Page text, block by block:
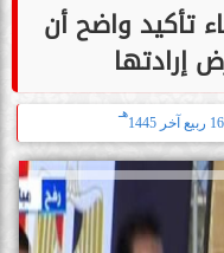
تأكيد واضح أن
إرادتها
16 ربيع آخر 1445
هـ